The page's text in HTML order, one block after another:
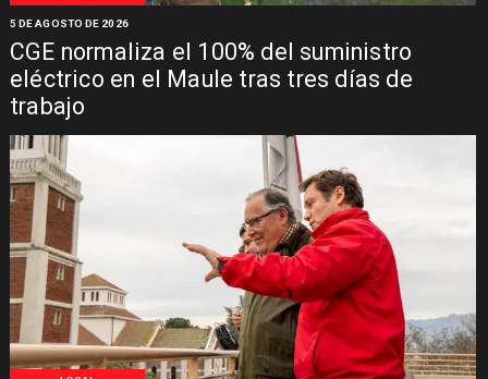
CGE normaliza el 100% del suministro
eléctrico en el Maule tras tres días de
trabajo
5 DE AGOSTO DE 2026